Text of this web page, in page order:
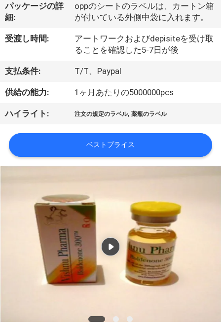
い
て
工
場
旅
行
品
連
パッケージの詳
細:
oppのシートのラベルは、カートン箱
が付いている外側中袋に入れます。
受渡し時間:
アートワークおよびdepisiteを受け取
ることを確認した5-7日が後
支払条件: T/T、Paypal
供給の能力: 1ヶ月あたりの5000000pcs
ハイライト: 注文の規定のラベル,薬瓶のラベル
ベストプライス